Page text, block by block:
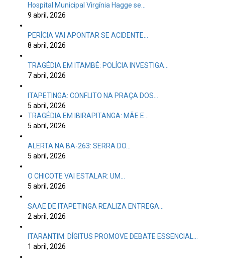
Hospital Municipal Virgínia Hagge se…
9 abril, 2026
PERÍCIA VAI APONTAR SE ACIDENTE…
8 abril, 2026
TRAGÉDIA EM ITAMBÉ: POLÍCIA INVESTIGA…
7 abril, 2026
ITAPETINGA: CONFLITO NA PRAÇA DOS…
5 abril, 2026
TRAGÉDIA EM IBIRAPITANGA: MÃE E…
5 abril, 2026
ALERTA NA BA-263: SERRA DO…
5 abril, 2026
O CHICOTE VAI ESTALAR: UM…
5 abril, 2026
SAAE DE ITAPETINGA REALIZA ENTREGA…
2 abril, 2026
ITARANTIM: DÍGITUS PROMOVE DEBATE ESSENCIAL…
1 abril, 2026